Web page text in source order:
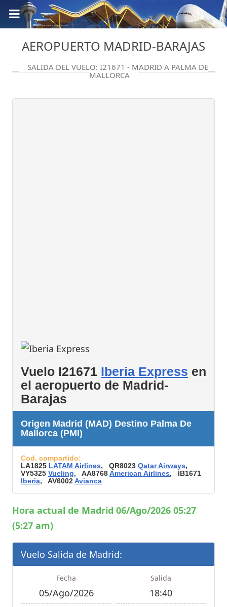
AEROPUERTO MADRID-BARAJAS
SALIDA DEL VUELO: I21671 - MADRID A PALMA DE
MALLORCA
Vuelo I21671 Iberia Express en
el aeropuerto de Madrid-
Barajas
Origen Madrid (MAD) Destino Palma De
Mallorca (PMI)
Cod. compartido:
LA1825 LATAM Airlines, QR8023 Qatar Airways,
VY5325 Vueling, AA8768American Airlines, IB1671
Iberia, AV6002Avianca
Hora actual de Madrid 06/Ago/2026 05:27
(5:27 am)
Vuelo Salida de Madrid:
Fecha
05/Ago/2026
Salida
18:40